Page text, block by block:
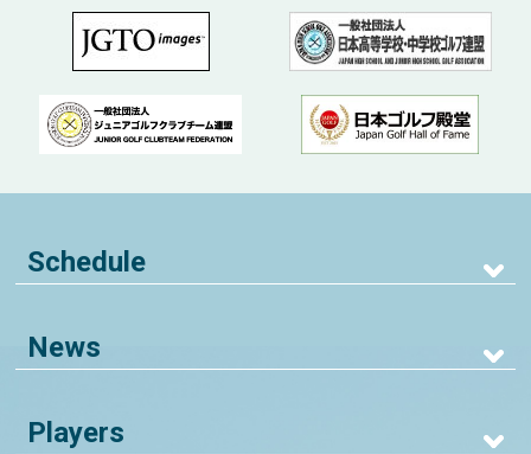
Schedule
News
Players